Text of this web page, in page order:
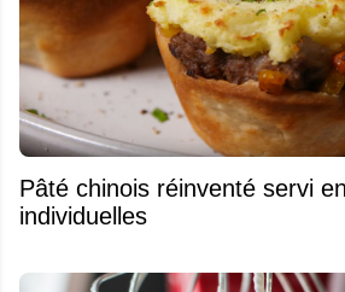
Pâté chinois réinventé servi
individuelles